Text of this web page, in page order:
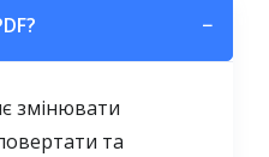
−
змінювати
та